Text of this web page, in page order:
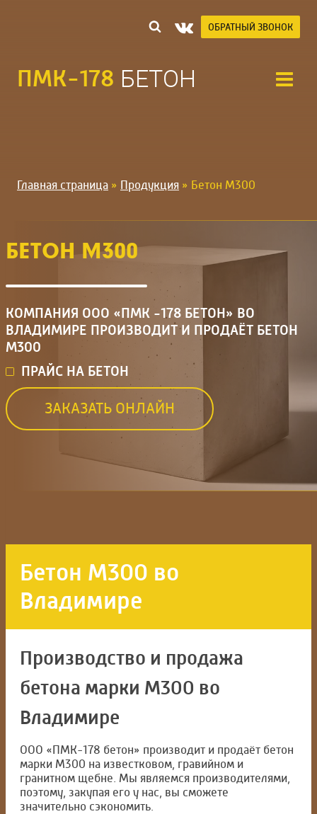
ОБРАТНЫЙ ЗВОНОК
ПМК-178 БЕТОН
Главная страница » Продукция » Бетон М300
БЕТОН М300
КОМПАНИЯ ООО «ПМК -178 БЕТОН» ВО
ВЛАДИМИРЕ ПРОИЗВОДИТ И ПРОДАЁТ БЕТОН
М300
ПРАЙС НА БЕТОН
ЗАКАЗАТЬ ОНЛАЙН
Бетон М300 во
Владимире
Производство и продажа
бетона марки М300 во
Владимире
ООО «ПМК-178 бетон» производит и продаёт бетон
марки М300 на известковом, гравийном и
гранитном щебне. Мы являемся производителями,
поэтому, закупая его у нас, вы сможете
значительно сэкономить.